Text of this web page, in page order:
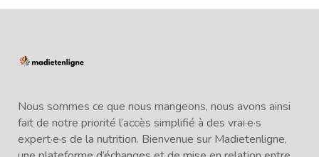
Nous sommes ce que nous mangeons, nous avons ainsi
fait de notre priorité l’accès simplifié à des vrai·e·s
expert·e·s de la nutrition. Bienvenue sur Madietenligne,